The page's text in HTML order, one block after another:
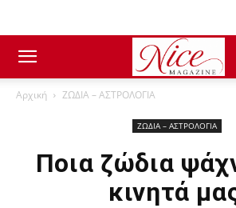
Αρχική ΖΩΔΙΑ – ΑΣΤΡΟΛΟΓΙΑ
ΖΩΔΙΑ – ΑΣΤΡΟΛΟΓΙΑ
Ποια ζώδια
κινητά